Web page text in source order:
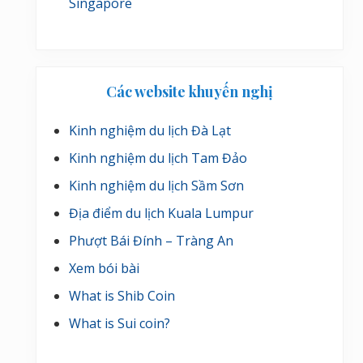
Các website khuyến nghị
Kinh nghiệm du lịch Đà Lạt
Kinh nghiệm du lịch Tam Đảo
Kinh nghiệm du lịch Sầm Sơn
Địa điểm du lịch Kuala Lumpur
Phượt Bái Đính – Tràng An
Xem bói bài
What is Shib Coin
What is Sui coin?